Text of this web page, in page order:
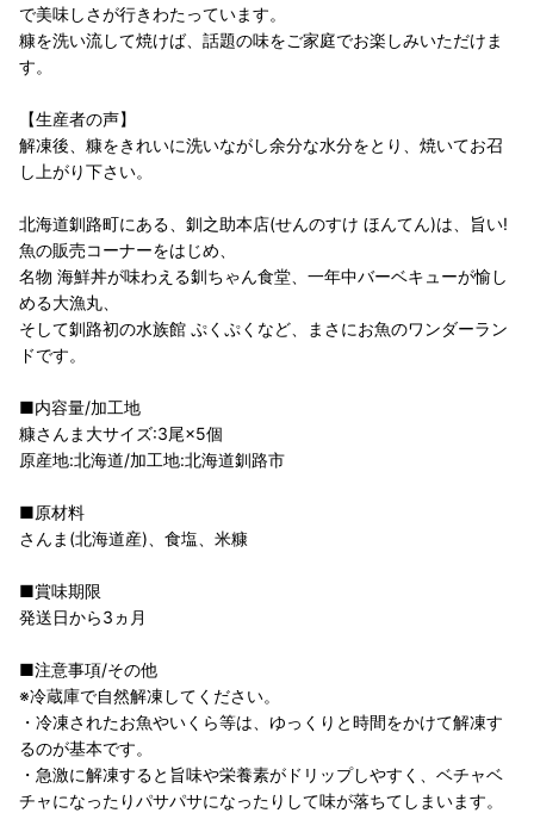
で美味しさが行きわたっています。
糠を洗い流して焼けば、話題の味をご家庭でお楽しみいただけま
す。
【生産者の声】
解凍後、糠をきれいに洗いながし余分な水分をとり、焼いてお召
し上がり下さい。
北海道釧路町にある、釧之助本店(せんのすけ ほんてん)は、旨い!
魚の販売コーナーをはじめ、
名物 海鮮丼が味わえる釧ちゃん食堂、一年中バーベキューが愉し
める大漁丸、
そして釧路初の水族館 ぷくぷくなど、まさにお魚のワンダーラン
ドです。
■内容量/加工地
糠さんま大サイズ:3尾×5個
原産地:北海道/加工地:北海道釧路市
■原材料
さんま(北海道産)、食塩、米糠
■賞味期限
発送日から3ヵ月
■注意事項/その他
※冷蔵庫で自然解凍してください。
・冷凍されたお魚やいくら等は、ゆっくりと時間をかけて解凍す
るのが基本です。
・急激に解凍すると旨味や栄養素がドリップしやすく、ベチャベ
チャになったりパサパサになったりして味が落ちてしまいます。